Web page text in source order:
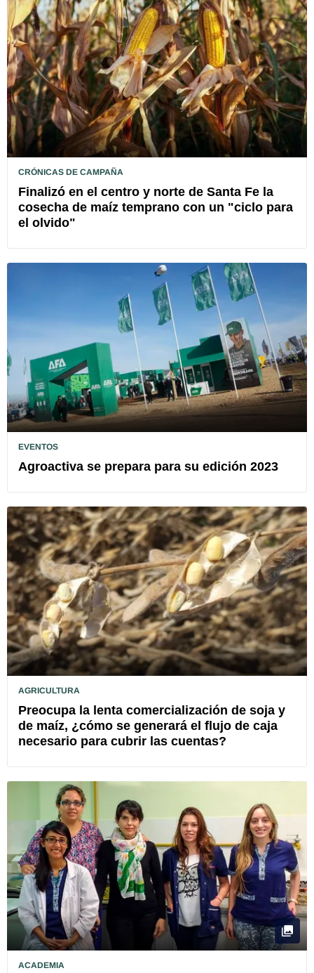
CRÓNICAS DE CAMPAÑA
Finalizó en el centro y norte de Santa Fe la
cosecha de maíz temprano con un "ciclo para
el olvido"
EVENTOS
Agroactiva se prepara para su edición 2023
AGRICULTURA
Preocupa la lenta comercialización de soja y
de maíz, ¿cómo se generará el flujo de caja
necesario para cubrir las cuentas?
ACADEMIA